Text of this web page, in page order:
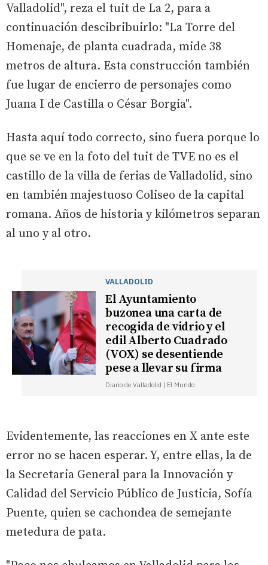
Valladolid", reza el tuit de La 2, para a
continuación descibribuirlo: "La Torre del
Homenaje, de planta cuadrada, mide 38
metros de altura. Esta construcción también
fue lugar de encierro de personajes como
Juana I de Castilla o César Borgia".
Hasta aquí todo correcto, sino fuera porque lo
que se ve en la foto del tuit de TVE no es el
castillo de la villa de ferias de Valladolid, sino
en también majestuoso Coliseo de la capital
romana. Años de historia y kilómetros separan
al uno y al otro.
VALLADOLID
El Ayuntamiento
buzonea una carta de
recogida de vidrio y el
edil Alberto Cuadrado
(VOX) se desentiende
pese a llevar su firma
Diario de Valladolid | El Mundo
Evidentemente, las reacciones en X ante este
error no se hacen esperar. Y, entre ellas, la de
la Secretaria General para la Innovación y
Calidad del Servicio Público de Justicia, Sofía
Puente, quien se cachondea de semejante
metedura de pata.